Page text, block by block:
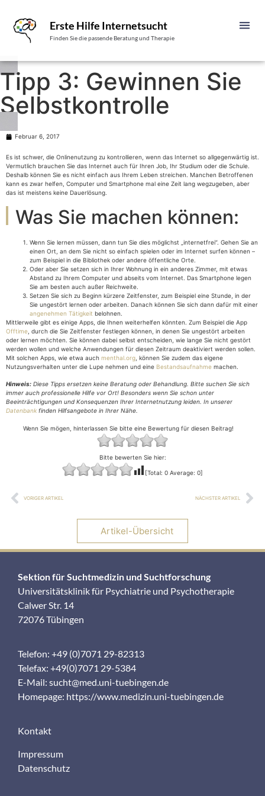
Erste Hilfe Internetsucht
Finden Sie die passende Beratung und Therapie
Tipp 3: Gewinnen Sie
Selbstkontrolle
Februar 6, 2017
Es ist schwer, die Onlinenutzung zu kontrollieren, wenn das Internet so allgegenwärtig ist.
Vermutlich brauchen Sie das Internet auch für Ihren Job, Ihr Studium oder die Schule.
Deshalb können Sie es nicht einfach aus Ihrem Leben streichen. Manchen Betroffenen
kann es zwar helfen, Computer und Smartphone mal eine Zeit lang wegzugeben, aber
das ist meistens keine Dauerlösung.
Was Sie machen können:
Wenn Sie lernen müssen, dann tun Sie dies möglichst „internetfrei“. Gehen Sie an
einen Ort, an dem Sie nicht so einfach spielen oder im Internet surfen können –
zum Beispiel in die Bibliothek oder andere öffentliche Orte.
Oder aber Sie setzen sich in Ihrer Wohnung in ein anderes Zimmer, mit etwas
Abstand zu Ihrem Computer und abseits vom Internet. Das Smartphone legen
Sie am besten auch außer Reichweite.
Setzen Sie sich zu Beginn kürzere Zeitfenster, zum Beispiel eine Stunde, in der
Sie ungestört lernen oder arbeiten. Danach können Sie sich dann dafür mit einer
angenehmen Tätigkeit belohnen.
Mittlerweile gibt es einige Apps, die Ihnen weiterhelfen könnten. Zum Beispiel die App
Offtime , durch die Sie Zeitfenster festlegen können, in denen Sie ungestört arbeiten
oder lernen möchten. Sie können dabei selbst entscheiden, wie lange Sie nicht gestört
werden wollen und welche Anwendungen für diesen Zeitraum deaktiviert werden sollen.
Mit solchen Apps, wie etwa auch menthal.org , können Sie zudem das eigene
Nutzungsverhalten unter die Lupe nehmen und eine Bestandsaufnahme machen.
Hinweis: Diese Tipps ersetzen keine Beratung oder Behandlung. Bitte suchen Sie sich
immer auch professionelle Hilfe vor Ort! Besonders wenn Sie schon unter
Beeinträchtigungen und Konsequenzen Ihrer Internetnutzung leiden. In unserer
Datenbank finden Hilfsangebote in Ihrer Nähe.
Wenn Sie mögen, hinterlassen Sie bitte eine Bewertung für diesen Beitrag!
Bitte bewerten Sie hier:
[Total: 0 Average: 0]
VORIGER ARTIKEL NÄCHSTER ARTIKEL
Artikel-Übersicht
Sektion für Suchtmedizin und Suchtforschung
Universitätsklinik für Psychiatrie und Psychotherapie
Calwer Str. 14
72076 Tübingen
Telefon: +49 (0)7071 29-82313
Telefax: +49(0)7071 29-5384
E-Mail: sucht@med.uni-tuebingen.de
Homepage: https://www.medizin.uni-tuebingen.de
Kontakt
Impressum
Datenschutz